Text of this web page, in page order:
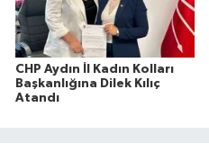
CHP Aydın İl Kadın Kolları
Başkanlığına Dilek Kılıç
Atandı